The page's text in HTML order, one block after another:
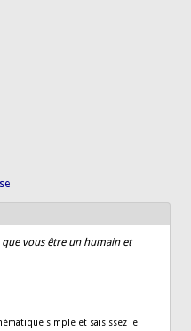
vous être un humain et
simple et saisissez le